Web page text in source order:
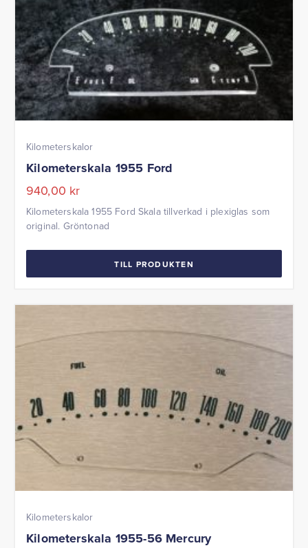
Kilometerskalor
Kilometerskala 1955 Ford
940,00 kr
Kilometerskala 1955 Ford Skala tillverkad i plexiglas som
original. Gröntonad
TILL PRODUKTEN
Kilometerskalor
Kilometerskala 1955-56 Mercury